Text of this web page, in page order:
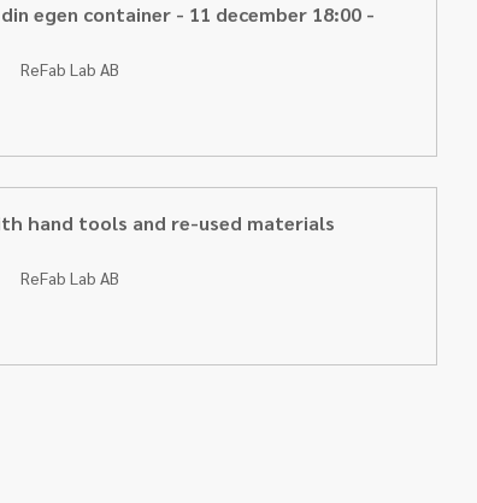
egen container - 11 december 18:00 -
ReFab Lab AB
hand tools and re-used materials
ReFab Lab AB